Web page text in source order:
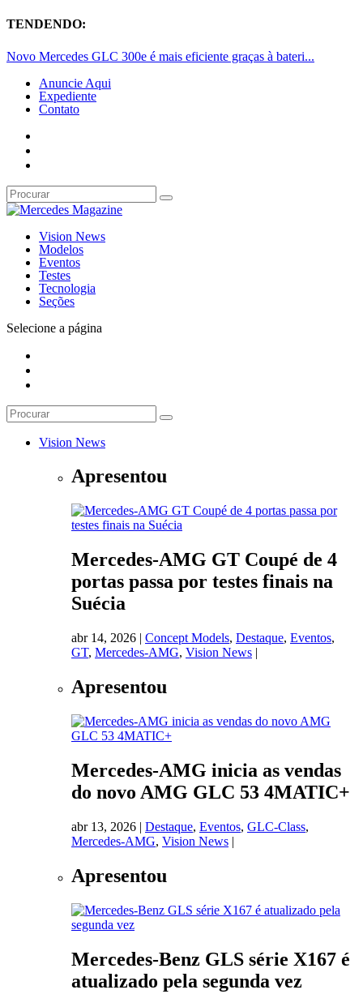
TENDENDO:
Novo Mercedes GLC 300e é mais eficiente graças à bateri...
Anuncie Aqui
Expediente
Contato
Vision News
Modelos
Eventos
Testes
Tecnologia
Seções
Selecione a página
Vision News
Apresentou
Mercedes-AMG GT Coupé de 4
portas passa por testes finais na
Suécia
abr 14, 2026 | Concept Models, Destaque, Eventos,
GT, Mercedes-AMG, Vision News |
Apresentou
Mercedes-AMG inicia as vendas
do novo AMG GLC 53 4MATIC+
abr 13, 2026 | Destaque, Eventos, GLC-Class,
Mercedes-AMG, Vision News |
Apresentou
Mercedes-Benz GLS série X167 é
atualizado pela segunda vez